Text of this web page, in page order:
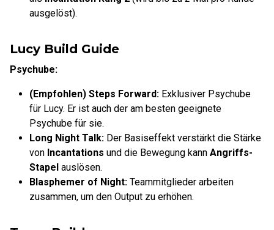
ausgelöst).
Lucy Build Guide
Psychube:
(Empfohlen) Steps Forward: Exklusiver Psychube
für Lucy. Er ist auch der am besten geeignete
Psychube für sie.
Long Night Talk: Der Basiseffekt verstärkt die Stärke
von Incantations und die Bewegung kann Angriffs-
Stapel auslösen.
Blasphemer of Night: Teammitglieder arbeiten
zusammen, um den Output zu erhöhen.